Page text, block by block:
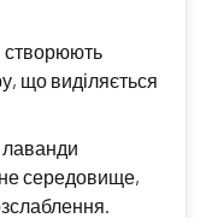
створюють
що виділяється
лаванди
середовище,